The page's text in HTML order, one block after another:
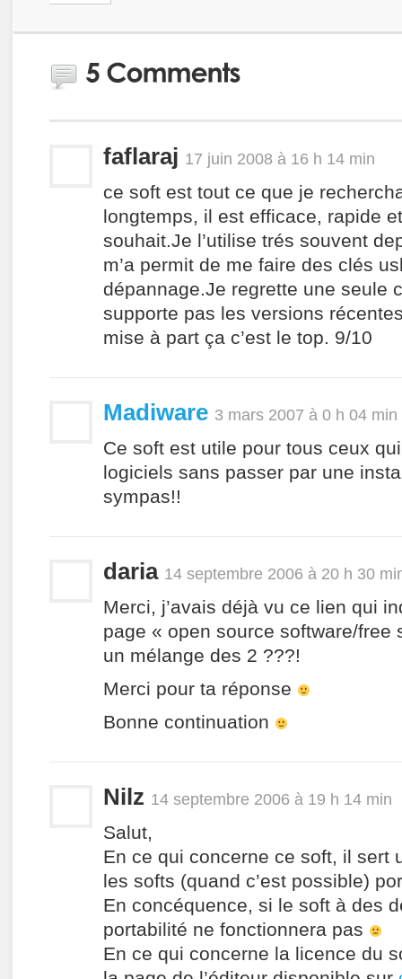
faflaraj 17 juin 2008 à 16 h 14 min
ce soft est tout ce que je
longtemps, il est efficace, rapide
souhait.Je l’utilise trés souvent
m’a permit de me faire des clés
dépannage.Je regrette une seule
supporte pas les versions
mise à part ça c’est le top. 9/10
Madiware 3 mars 2007 à 0 h 04 min
Ce soft est utile pour tous ceux
logiciels sans passer par une
sympas!!
daria 14 septembre 2006 à 20 h 30
Merci, j’avais déjà vu ce lien qui
page « open source software/free
un mélange des 2 ???!
Merci pour ta réponse
Bonne continuation
Nilz 14 septembre 2006 à 19 h 14 min
Salut,
En ce qui concerne ce soft, il sert
les softs (quand c’est possible)
En concéquence, si le soft à des
portabilité ne fonctionnera pas
En ce qui concerne la licence du